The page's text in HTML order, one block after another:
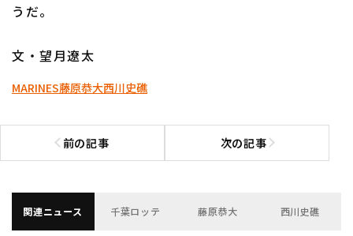
うだ。
文・望月遼太
MARINES藤原恭大西川史礁
前の記事
前の記事へ 次の記事次の記事へ
関連ニュース 千葉ロッテ 藤原恭大 西川史礁